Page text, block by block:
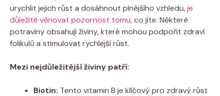
urychlit jejich růst a dosáhnout plnějšího vzhledu,je
důležité věnovat pozornost tomu, co jíte. Některé
potraviny obsahují živiny, které mohou podpořit zdraví
folikulů a stimulovat rychlejší růst.
Mezi nejdůležitější živiny patří:
Biotin: Tento vitamin B je klíčový pro zdravý růst